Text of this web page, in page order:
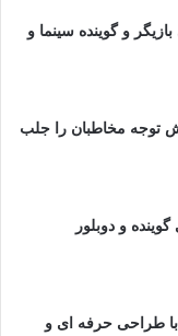
و گوینده سینما و
مخاطبان را جلب
و دوبلور
طراحی حرفه‌ ای و